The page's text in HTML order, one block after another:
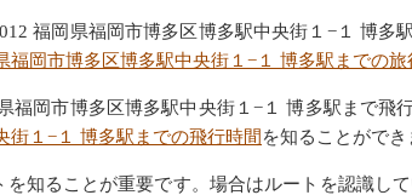
福岡県福岡市博多区博多駅中央街１−１ 博多
福岡市博多区博多駅中央街１−１ 博多駅までの旅
福岡市博多区博多駅中央街１−１ 博多駅まで飛
街１−１ 博多駅までの飛行時間を知ることができ
知ることが重要です。場合はルートを認識し